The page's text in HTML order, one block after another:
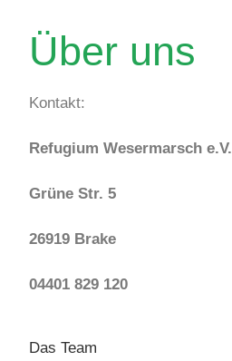
Über uns
Kontakt:
Refugium Wesermarsch e.V.
Grüne Str. 5
26919 Brake
04401 829 120
Das Team